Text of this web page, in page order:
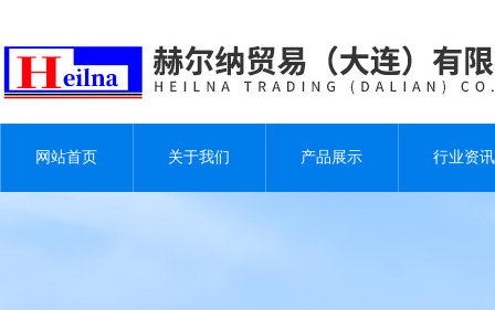
网站首页 关于我们 产品展示 行业资讯